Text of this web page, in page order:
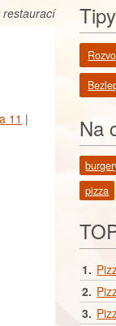
restaurací
11 |
Na
pizza
1.
2.
3.